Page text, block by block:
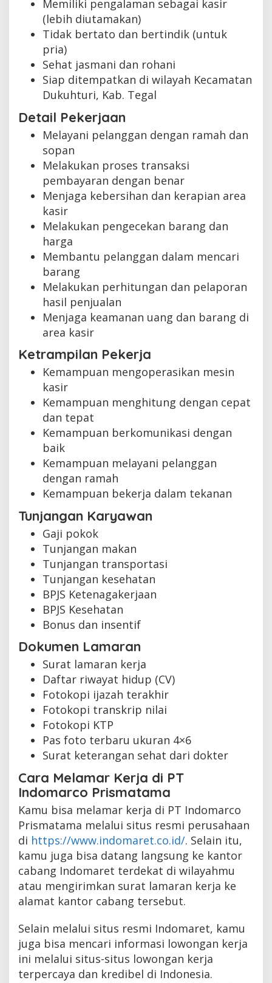
Memiliki pengalaman sebagai kasir
(lebih diutamakan)
Tidak bertato dan bertindik (untuk
pria)
Sehat jasmani dan rohani
Siap ditempatkan di wilayah Kecamatan
Dukuhturi, Kab. Tegal
Detail Pekerjaan
Melayani pelanggan dengan ramah dan
sopan
Melakukan proses transaksi
pembayaran dengan benar
Menjaga kebersihan dan kerapian area
kasir
Melakukan pengecekan barang dan
harga
Membantu pelanggan dalam mencari
barang
Melakukan perhitungan dan pelaporan
hasil penjualan
Menjaga keamanan uang dan barang di
area kasir
Ketrampilan Pekerja
Kemampuan mengoperasikan mesin
kasir
Kemampuan menghitung dengan cepat
dan tepat
Kemampuan berkomunikasi dengan
baik
Kemampuan melayani pelanggan
dengan ramah
Kemampuan bekerja dalam tekanan
Tunjangan Karyawan
Gaji pokok
Tunjangan makan
Tunjangan transportasi
Tunjangan kesehatan
BPJS Ketenagakerjaan
BPJS Kesehatan
Bonus dan insentif
Dokumen Lamaran
Surat lamaran kerja
Daftar riwayat hidup (CV)
Fotokopi ijazah terakhir
Fotokopi transkrip nilai
Fotokopi KTP
Pas foto terbaru ukuran 4×6
Surat keterangan sehat dari dokter
Cara Melamar Kerja di PT
Indomarco Prismatama
Kamu bisa melamar kerja di PT Indomarco
Prismatama melalui situs resmi perusahaan
di https://www.indomaret.co.id/. Selain itu,
kamu juga bisa datang langsung ke kantor
cabang Indomaret terdekat di wilayahmu
atau mengirimkan surat lamaran kerja ke
alamat kantor cabang tersebut.
Selain melalui situs resmi Indomaret, kamu
juga bisa mencari informasi lowongan kerja
ini melalui situs-situs lowongan kerja
terpercaya dan kredibel di Indonesia.